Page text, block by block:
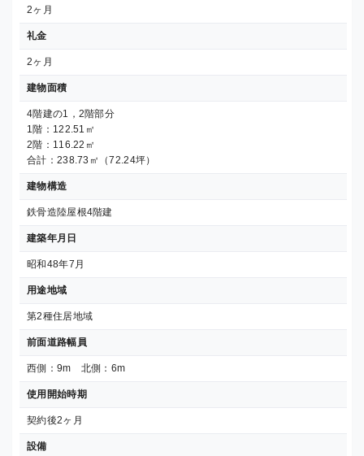
2ヶ月
礼金
2ヶ月
建物面積
4階建の1，2階部分
1階：122.51㎡
2階：116.22㎡
合計：238.73㎡（72.24坪）
建物構造
鉄骨造陸屋根4階建
建築年月日
昭和48年7月
用途地域
第2種住居地域
前面道路幅員
西側：9m 北側：6m
使用開始時期
契約後2ヶ月
設備